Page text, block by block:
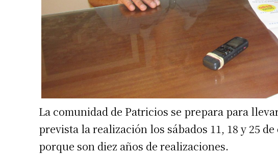
La comunidad de Patricios se prepara para
prevista la realización los sábados 11, 18 y 25
porque son diez años de realizaciones.